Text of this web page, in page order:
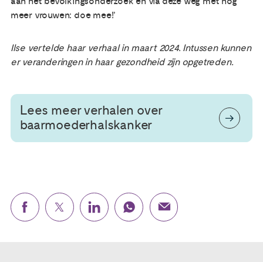
meer vrouwen: doe mee!’
Ilse vertelde haar verhaal in maart 2024. Intussen kunnen
er veranderingen in haar gezondheid zijn opgetreden.
Lees meer verhalen over
baarmoederhalskanker